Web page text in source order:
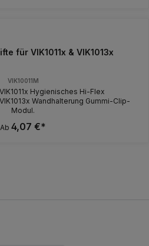
für VIK1011x & VIK1013x
VIK10011M
Hygienisches Hi-Flex
Wandhalterung Gummi-Clip-
Modul.
Ab 4,07 €*